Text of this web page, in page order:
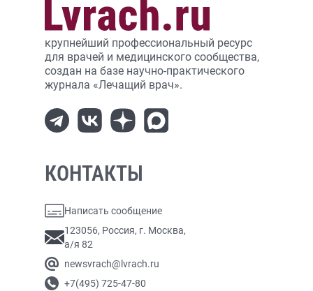
крупнейший профессиональный ресурс
для врачей и медицинского сообщества,
создан на базе научно-практического
журнала «Лечащий врач».
КОНТАКТЫ
Написать сообщение
123056, Россия, г. Москва,
а/я 82
newsvrach@lvrach.ru
+7(495) 725-47-80